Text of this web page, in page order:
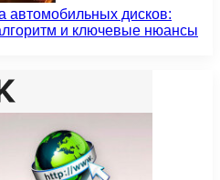
автомобильных дисков:
и ключевые нюансы